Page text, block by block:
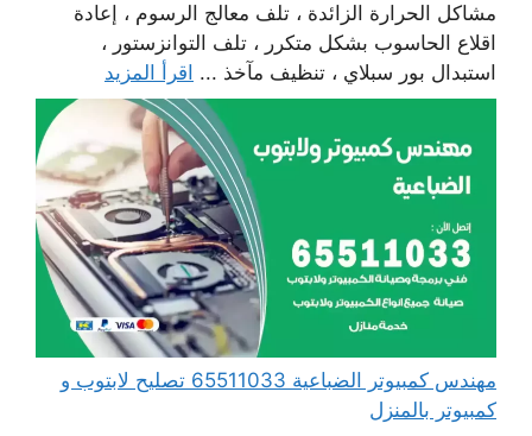
مشاكل الحرارة الزائدة ، تلف معالج الرسوم ، إعادة
اقلاع الحاسوب بشكل متكرر ، تلف التوانزستور ،
استبدال بور سبلاي ، تنظيف مآخذ ... اقرأ المزيد
مهندس كمبيوتر الضباعية 65511033 تصليح لابتوب و
كمبيوتر بالمنزل